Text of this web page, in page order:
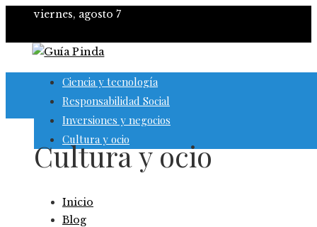
viernes, agosto 7
Ciencia y tecnología
Responsabilidad Social
Inversiones y negocios
Cultura y ocio
Cultura y ocio
Inicio
Blog